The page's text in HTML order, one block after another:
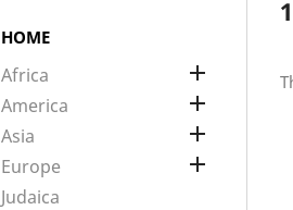
HOME
Africa 
America 
Asia 
Europe 
Judaica